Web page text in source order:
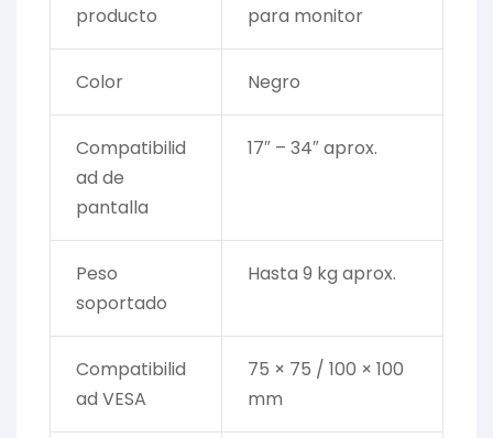
producto
para monitor
Color Negro
Compatibilid
ad de
pantalla
17″ – 34″ aprox.
Peso
soportado
Hasta 9 kg aprox.
Compatibilid
ad VESA
75 × 75 / 100 × 100
mm